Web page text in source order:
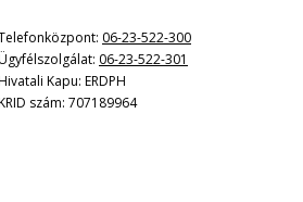
06-23-522-300
06-23-522-301
Kapu: ERDPH
szám: 707189964